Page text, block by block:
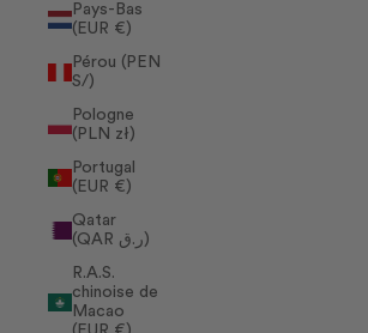
Pays-Bas
(EUR €)
Pérou (PEN
S/)
Pologne
(PLN zł)
Portugal
(EUR €)
Qatar
(QAR ر.ق)
R.A.S.
chinoise de
Macao